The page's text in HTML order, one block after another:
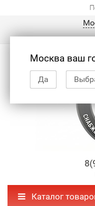
Москва ваш
Да
Каталог